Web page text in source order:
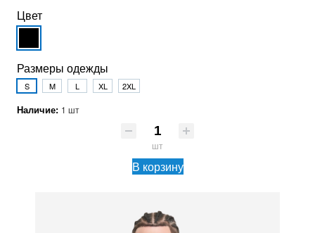
Цвет
Размеры одежды
S M L XL 2XL
Наличие: 1 шт
шт
В корзину